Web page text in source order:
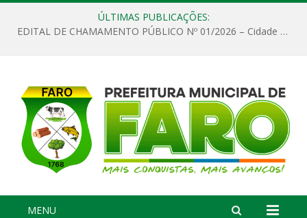
ÚLTIMAS PUBLICAÇÕES:
EDITAL DE CHAMAMENTO PÚBLICO Nº 01/2026 – Cidade de Faro
MENU